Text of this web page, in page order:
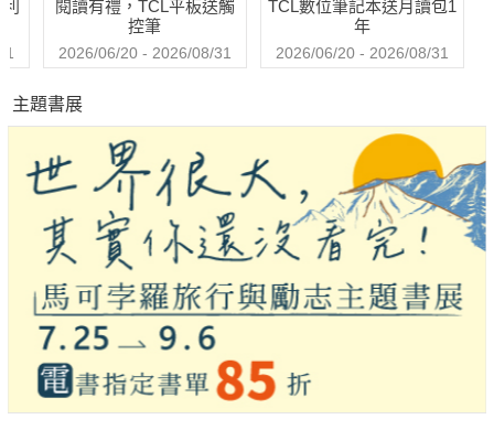
閱讀有禮，TCL平板送觸
控筆
2026/06/20 - 2026/08/31
TCL數位筆記本送月讀包1
年
2026/06/20 - 2026/08/31
主題書展